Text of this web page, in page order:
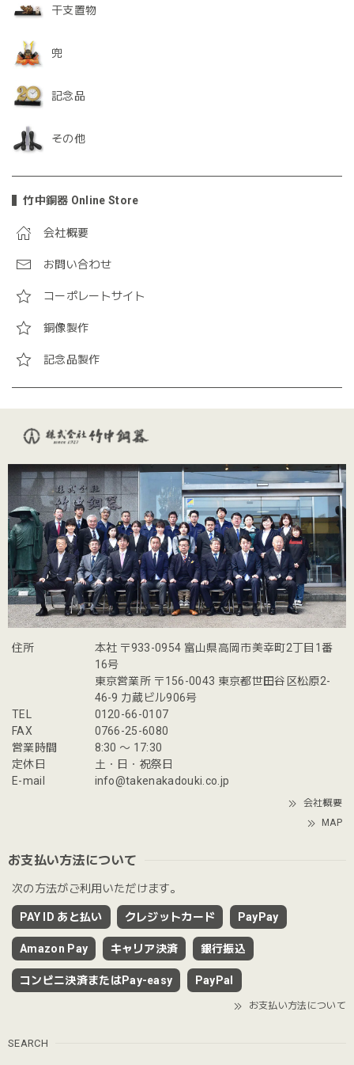
干支置物
兜
記念品
その他
竹中銅器 Online Store
会社概要
お問い合わせ
コーポレートサイト
銅像製作
記念品製作
住所
本社 〒933-0954 富山県高岡市美幸町2丁目1番
16号
東京営業所 〒156-0043 東京都世田谷区松原2-
46-9 力蔵ビル906号
TEL
0120-66-0107
FAX
0766-25-6080
営業時間
8:30 〜 17:30
定休日
土・日・祝祭日
E-mail
info@takenakadouki.co.jp
会社概要
MAP
お支払い方法について
次の方法がご利用いただけます。
PAY ID あと払い クレジットカード PayPay
Amazon Pay キャリア決済 銀行振込
コンビニ決済またはPay-easy PayPal
お支払い方法について
SEARCH